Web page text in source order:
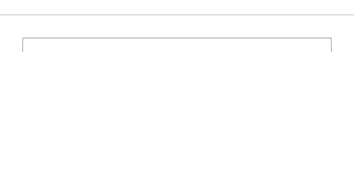
臨時休業のお知らせ